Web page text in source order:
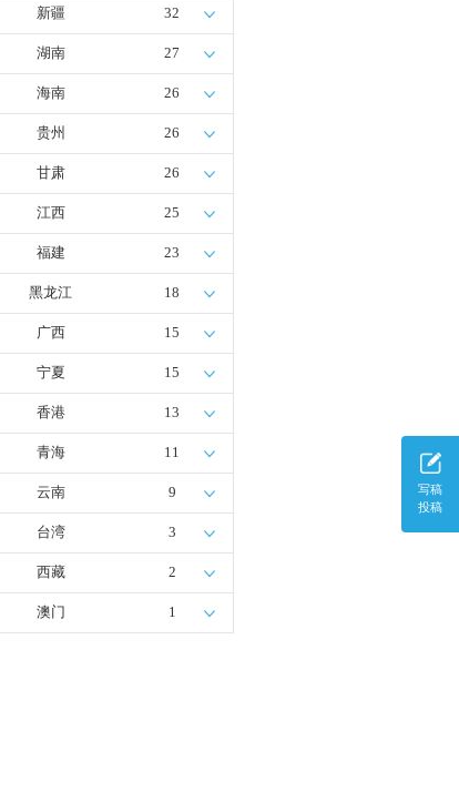
写稿
投稿
新疆 32
湖南 27
海南 26
贵州 26
甘肃 26
江西 25
福建 23
黑龙江 18
广西 15
宁夏 15
香港 13
青海 11
云南 9
台湾 3
西藏 2
澳门 1